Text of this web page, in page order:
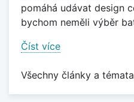
pomáhá udávat design
bychom neměli výběr
Číst více
Všechny články a